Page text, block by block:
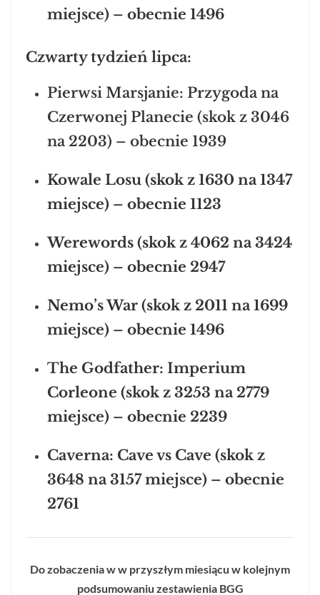
miejsce) – obecnie 1496
Czwarty tydzień lipca:
Pierwsi Marsjanie: Przygoda na
Czerwonej Planecie (skok z 3046
na 2203) – obecnie 1939
Kowale Losu (skok z 1630 na 1347
miejsce) – obecnie 1123
Werewords (skok z 4062 na 3424
miejsce) – obecnie 2947
Nemo’s War (skok z 2011 na 1699
miejsce) – obecnie 1496
The Godfather: Imperium
Corleone (skok z 3253 na 2779
miejsce) – obecnie 2239
Caverna: Cave vs Cave (skok z
3648 na 3157 miejsce) – obecnie
2761
Do zobaczenia w w przyszłym miesiącu w kolejnym
podsumowaniu zestawienia BGG